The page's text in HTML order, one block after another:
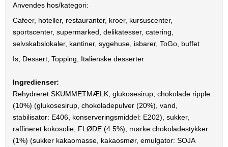
Anvendes hos/kategori:
Cafeer, hoteller, restauranter, kroer, kursuscenter,
sportscenter, supermarked, delikatesser, catering,
selvskabslokaler, kantiner, sygehuse, isbarer, ToGo, buffet
Is, Dessert, Topping, Italienske desserter
Ingredienser:
Rehydreret SKUMMETMÆLK, glukosesirup, chokolade ripple
(10%) (glukosesirup, chokoladepulver (20%), vand,
stabilisator: E406, konserveringsmiddel: E202), sukker,
raffineret kokosolie, FLØDE (4.5%), mørke chokoladestykker
(1%) (sukker kakaomasse, kakaosmør, emulgator: SOJA